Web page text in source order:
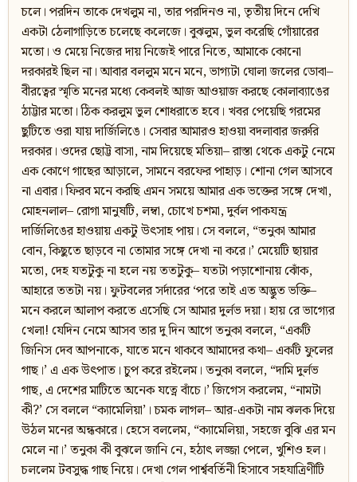
চলে। পরদিন তাকে দেখলুম না, তার পরদিনও না, তৃতীয় দিনে দেখি
একটা ঠেলাগাড়িতে চলেছে কলেজে। বুঝলুম, ভুল করেছি গোঁয়ারের
মতো। ও মেয়ে নিজের দায় নিজেই পারে নিতে, আমাকে কোনো
দরকারই ছিল না। আবার বললুম মনে মনে, ভাগ্যটা ঘোলা জলের ডোবা–
বীরত্বের স্মৃতি মনের মধ্যে কেবলই আজ আওয়াজ করছে কোলাব্যাঙের
ঠাট্টার মতো। ঠিক করলুম ভুল শোধরাতে হবে। খবর পেয়েছি গরমের
ছুটিতে ওরা যায় দার্জিলিঙে। সেবার আমারও হাওয়া বদলাবার জরুরি
দরকার। ওদের ছোট্ট বাসা, নাম দিয়েছে মতিয়া– রাস্তা থেকে একটু নেমে
এক কোণে গাছের আড়ালে, সামনে বরফের পাহাড়। শোনা গেল আসবে
না এবার। ফিরব মনে করছি এমন সময়ে আমার এক ভক্তের সঙ্গে দেখা,
মোহনলাল– রোগা মানুষটি, লম্বা, চোখে চশমা, দুর্বল পাকযন্ত্র
দার্জিলিঙের হাওয়ায় একটু উৎসাহ পায়। সে বললে, “তনুকা আমার
বোন, কিছুতে ছাড়বে না তোমার সঙ্গে দেখা না করে।’ মেয়েটি ছায়ার
মতো, দেহ যতটুকু না হলে নয় ততটুকু– যতটা পড়াশোনায় ঝোঁক,
আহারে ততটা নয়। ফুটবলের সর্দারের ‘পরে তাই এত অদ্ভুত ভক্তি–
মনে করলে আলাপ করতে এসেছি সে আমার দুর্লভ দয়া। হায় রে ভাগ্যের
খেলা! যেদিন নেমে আসব তার দু দিন আগে তনুকা বললে, “একটি
জিনিস দেব আপনাকে, যাতে মনে থাকবে আমাদের কথা– একটি ফুলের
গাছ।’ এ এক উৎপাত। চুপ করে রইলেম। তনুকা বললে, “দামি দুর্লভ
গাছ, এ দেশের মাটিতে অনেক যত্নে বাঁচে।’ জিগেস করলেম, “নামটা
কী?’ সে বললে “ক্যামেলিয়া’। চমক লাগল– আর-একটা নাম ঝলক দিয়ে
উঠল মনের অন্ধকারে। হেসে বললেম, “ক্যামেলিয়া, সহজে বুঝি এর মন
মেলে না।’ তনুকা কী বুঝলে জানি নে, হঠাৎ লজ্জা পেলে, খুশিও হল।
চললেম টবসুদ্ধ গাছ নিয়ে। দেখা গেল পার্শ্ববর্তিনী হিসাবে সহযাত্রিণীটি